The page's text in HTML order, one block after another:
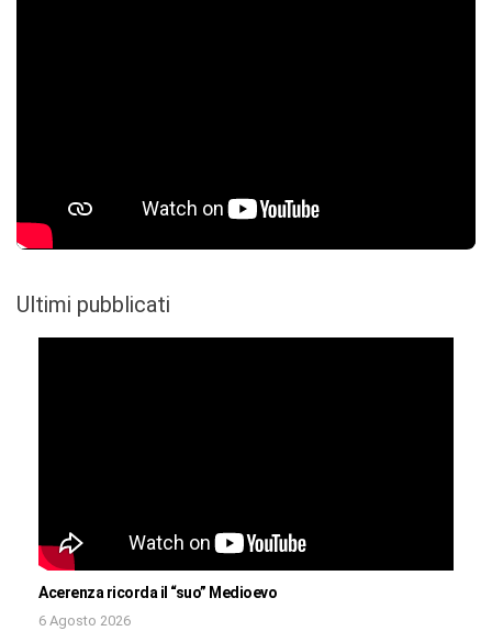
Ultimi pubblicati
Acerenza ricorda il “suo” Medioevo
6 Agosto 2026